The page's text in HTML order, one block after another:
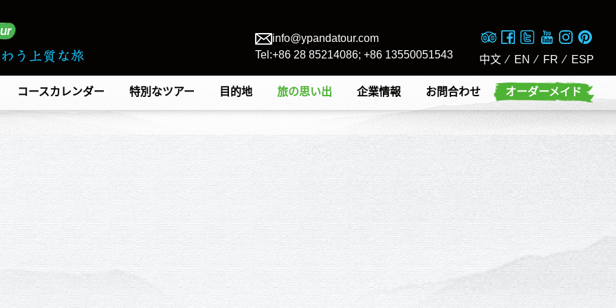
中文 ⁄ EN ⁄ FR ⁄ ESP
info@ypandatour.com
Tel:+86 28 85214086; +86 13550051543
コースカレンダー 特別なツアー 目的地 旅の思い出 企業情報 お問合わせ オーダーメイド